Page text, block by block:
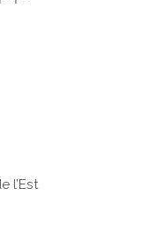
l’Est